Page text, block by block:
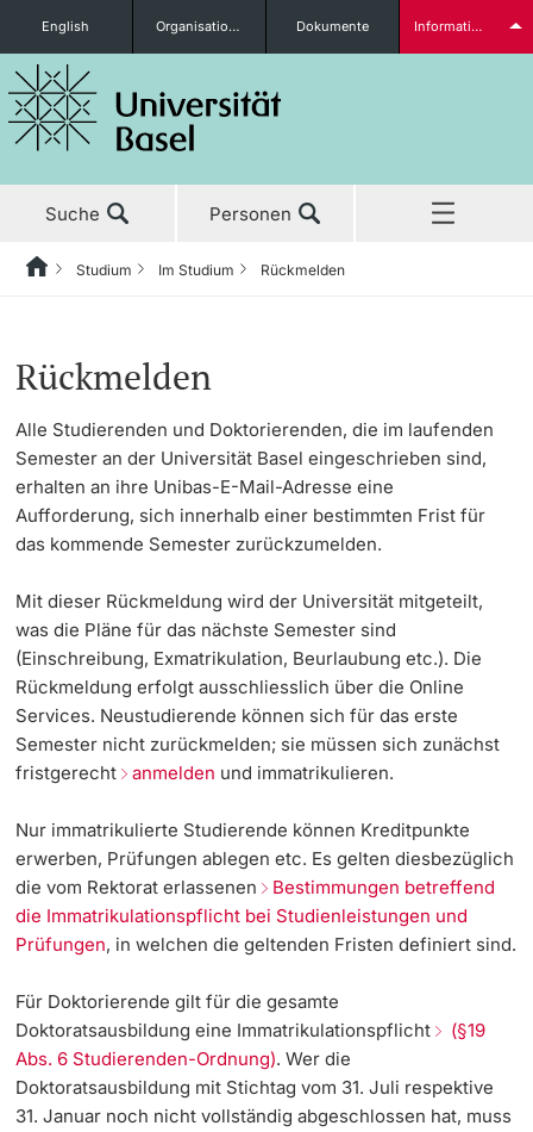
Studieninteressierte
weitere Informationen
Doktorierende
weitere Informationen
Fördernde & Alumni
weitere Informationen
Dozierende
English Organisationseinheiten Dokumente Informationen für...
Suche Personen
Studienangebot
Anmeldung & Zulassung
Informationen, Veranstaltungen & Schnuppern
Studienberatung
Studienfachberatung
Fünf Gründe, in Basel zu studieren
Im Studium
Vorlesungsverzeichnis
Belegen
Rückmelden
Masterstudium
Doktorat
Ungewisse Semesterplanung / kein Prozess für
gewünschtes Szenario
Adress- und Namensänderung, Einbürgerung
Termine & Fristen
Forschung
Lehre
Universität
HomeZurückStudium Im Studium Rückmelden
Rückmelden
Alle Studierenden und Doktorierenden, die im laufenden
Semester an der Universität Basel eingeschrieben sind,
erhalten an ihre Unibas-E-Mail-Adresse eine
Aufforderung, sich innerhalb einer bestimmten Frist für
das kommende Semester zurückzumelden.
Mit dieser Rückmeldung wird der Universität mitgeteilt,
was die Pläne für das nächste Semester sind
(Einschreibung, Exmatrikulation, Beurlaubung etc.). Die
Rückmeldung erfolgt ausschliesslich über die Online
Services. Neustudierende können sich für das erste
Semester nicht zurückmelden; sie müssen sich zunächst
fristgerecht anmelden und immatrikulieren.
Nur immatrikulierte Studierende können Kreditpunkte
erwerben, Prüfungen ablegen etc. Es gelten diesbezüglich
die vom Rektorat erlassenen Bestimmungen betreffend
die Immatrikulationspflicht bei Studienleistungen und
Prüfungen, in welchen die geltenden Fristen definiert sind.
Für Doktorierendegilt für die gesamte
Doktoratsausbildung eine Immatrikulationspflicht
(§19
Abs. 6 Studierenden-Ordnung). Wer die
Doktoratsausbildung mit Stichtag vom 31. Juli respektive
31. Januar noch nicht vollständig abgeschlossen hat, muss